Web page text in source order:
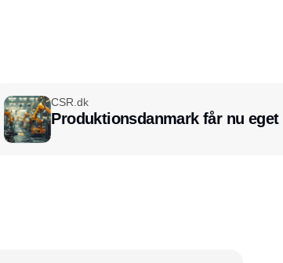
CSR.dk
Produktionsdanmark får nu eget